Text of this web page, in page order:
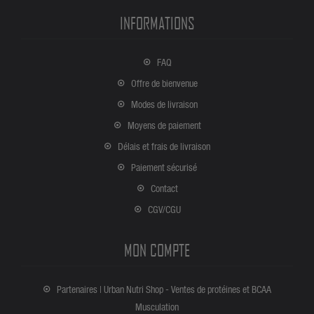
INFORMATIONS
FAQ
Offre de bienvenue
Modes de livraison
Moyens de paiement
Délais et frais de livraison
Paiement sécurisé
Contact
CGV/CGU
MON COMPTE
Partenaires | Urban Nutri Shop - Ventes de protéines et BCAA
Musculation